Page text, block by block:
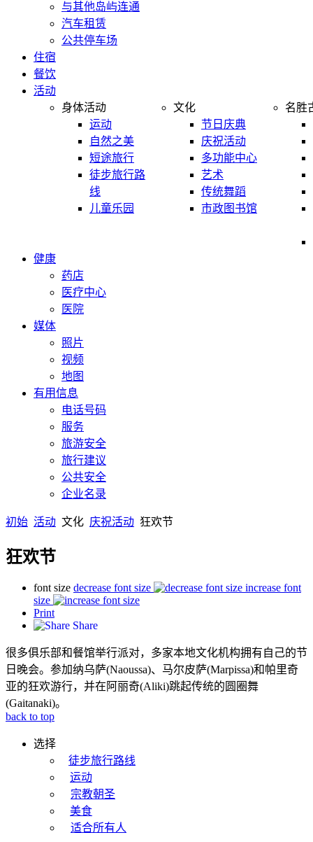
与其他岛屿连通
汽车租赁
公共停车场
住宿
餐饮
活动
身体活动
运动
自然之美
短途旅行
徒步旅行路
线
儿童乐园
文化
节日庆典
庆祝活动
多功能中心
艺术
传统舞蹈
市政图书馆
名胜
健康
药店
医疗中心
医院
媒体
照片
视频
地图
有用信息
电话号码
服务
旅游安全
旅行建议
公共安全
企业名录
初始 活动 文化 庆祝活动 狂欢节
狂欢节
font size decrease font size
increase font
size
Print
Share
很多俱乐部和餐馆举行派对，多家本地文化机构拥有自己的节
日晚会。参加纳乌萨(Naoussa)、马尔皮萨(Marpissa)和帕里奇
亚的狂欢游行，并在阿丽奇(Aliki)跳起传统的圆圈舞
(Gaitanaki)。
back to top
选择
徒步旅行路线
运动
宗教朝圣
美食
适合所有人